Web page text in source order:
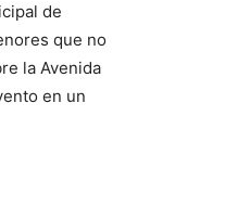
de
que no
la Avenida
en un